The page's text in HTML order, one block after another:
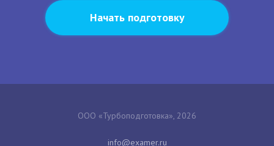
Начать подготовку
ООО «Турбоподготовка», 2026